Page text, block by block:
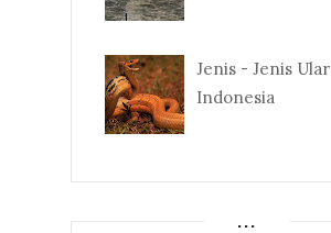
Jenis - Jenis Ular
Indonesia
...